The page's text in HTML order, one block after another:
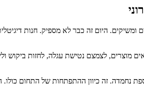
ומשיקים. היום זה כבר לא מספיק. חנות
מוצרים, לצמצם נטישת עגלה, לחזות ביקוש